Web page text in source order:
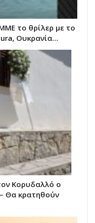
το θρίλερ με το
Ουκρανία…
Κορυδαλλό ο
Θα κρατηθούν